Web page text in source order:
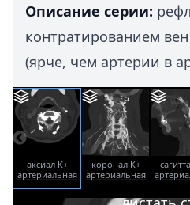
Описание серии:
контратированием
(ярче, чем артерии в
аксиал К+
артериальная
фаза
коронал К+
артериальная
фаза
фаза